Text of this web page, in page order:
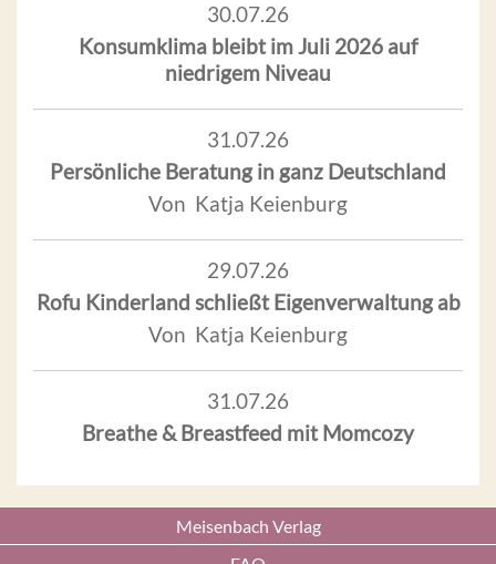
30.07.26
Konsumklima bleibt im Juli 2026 auf
niedrigem Niveau
31.07.26
Persönliche Beratung in ganz Deutschland
Von Katja Keienburg
29.07.26
Rofu Kinderland schließt Eigenverwaltung ab
Von Katja Keienburg
31.07.26
Breathe & Breastfeed mit Momcozy
Meisenbach Verlag